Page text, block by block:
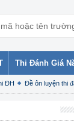
Thi Đánh Giá
ĐH Đề ôn luyện thi